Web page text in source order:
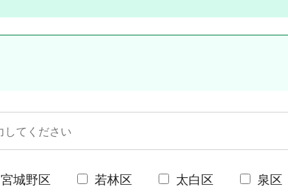
宮城野区 若林区 太白区 泉区